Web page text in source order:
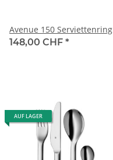
Avenue 150 Serviettenring
148,00 CHF *
AUF LAGER